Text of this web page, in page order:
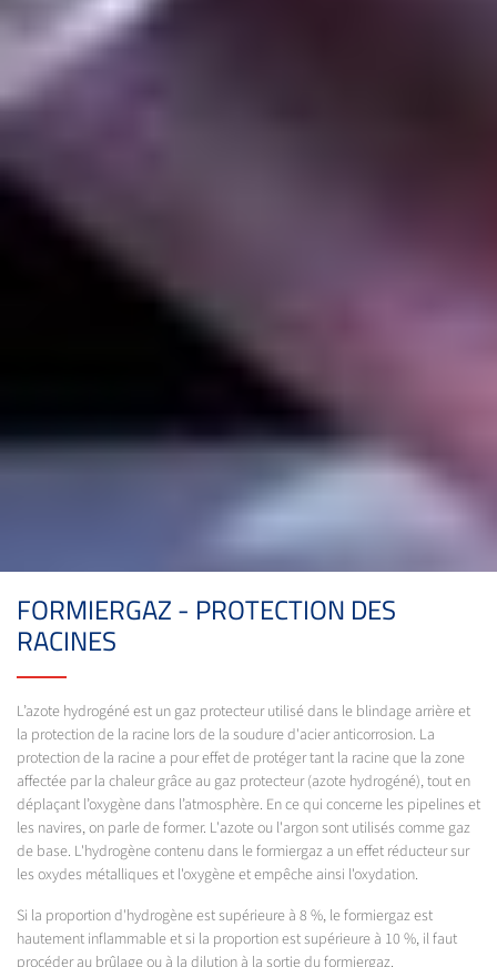
FORMIERGAZ - PROTECTION DES
RACINES
L’azote hydrogéné est un gaz protecteur utilisé dans le blindage arrière et
la protection de la racine lors de la soudure d'acier anticorrosion. La
protection de la racine a pour effet de protéger tant la racine que la zone
affectée par la chaleur grâce au gaz protecteur (azote hydrogéné), tout en
déplaçant l’oxygène dans l’atmosphère. En ce qui concerne les pipelines et
les navires, on parle de former. L'azote ou l'argon sont utilisés comme gaz
de base. L'hydrogène contenu dans le formiergaz a un effet réducteur sur
les oxydes métalliques et l'oxygène et empêche ainsi l'oxydation.
Si la proportion d'hydrogène est supérieure à 8 %, le formiergaz est
hautement inflammable et si la proportion est supérieure à 10 %, il faut
procéder au brûlage ou à la dilution à la sortie du formiergaz.